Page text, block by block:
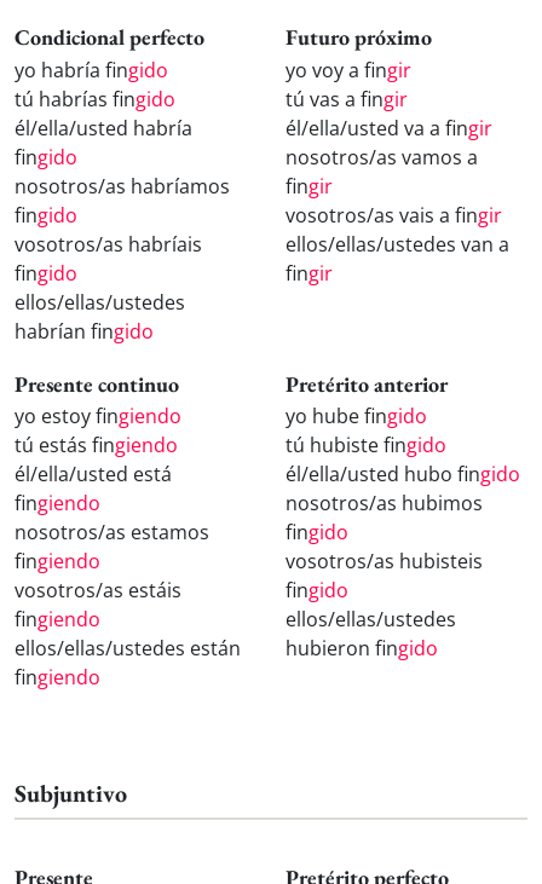
Condicional perfecto
yo habría fingido
tú habrías fingido
él/ella/usted habría
fingido
nosotros/as habríamos
fingido
vosotros/as habríais
fingido
ellos/ellas/ustedes
habrían fingido
Futuro próximo
yo voy a fingir
tú vas a fingir
él/ella/usted va a fingir
nosotros/as vamos a
fingir
vosotros/as vais a fingir
ellos/ellas/ustedes van a
fingir
Presente continuo
yo estoy fingiendo
tú estás fingiendo
él/ella/usted está
fingiendo
nosotros/as estamos
fingiendo
vosotros/as estáis
fingiendo
ellos/ellas/ustedes están
fingiendo
Pretérito anterior
yo hube fingido
tú hubiste fingido
él/ella/usted hubo fingido
nosotros/as hubimos
fingido
vosotros/as hubisteis
fingido
ellos/ellas/ustedes
hubieron fingido
Subjuntivo
Presente Pretérito perfecto